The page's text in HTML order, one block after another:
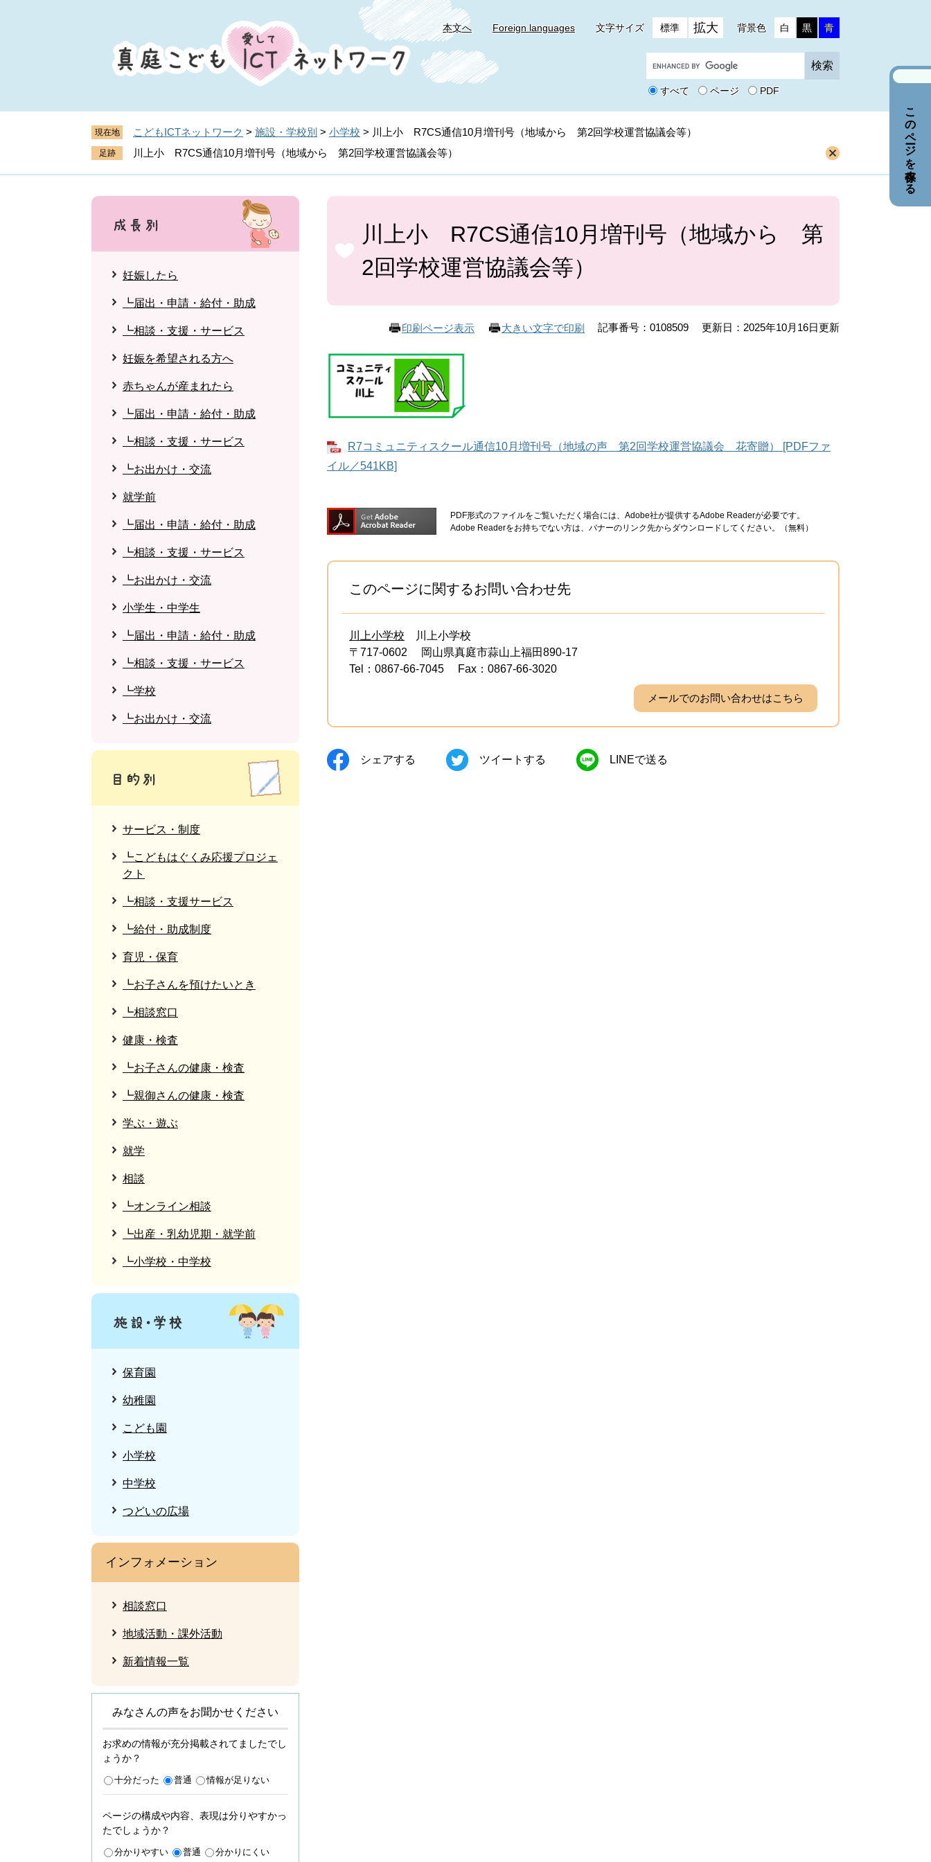
文
本文へ Foreign languages 文字サイズ 標準 拡大 背景色 白 黒 青
o
e
タ
すべて ページ PDF
現在地 こどもICTネットワーク > 施設・学校別 > 小学校 > 川上小 R7CS通信10月増刊号（地域から 第2回学校運営協議会等）
川上小 R7CS通信10月増刊号（地域から 第2回学校運営協議会等）
本
川上小 R7CS通信10月増刊号（地域から 第
2回学校運営協議会等）
印刷ページ表示 大きい文字で印刷 記事番号：0108509 更新日：2025年10月16日更新
R7コミュニティスクール通信10月増刊号（地域の声 第2回学校運営協議会 花寄贈） [PDFファ
イル／541KB]
PDF形式のファイルをご覧いただく場合には、Adobe社が提供するAdobe Readerが必要です。
Adobe Readerをお持ちでない方は、バナーのリンク先からダウンロードしてください。（無料）
このページに関するお問い合わせ先
川上小学校
川上小学校
〒717-0602
岡山県真庭市蒜山上福田890-17
Tel：0867-66-7045
Fax：0867-66-3020
メールでのお問い合わせはこちら
シェアする ツイートする LINEで送る
妊娠したら
┗届出・申請・給付・助成
┗相談・支援・サービス
妊娠を希望される方へ
赤ちゃんが産まれたら
┗届出・申請・給付・助成
┗相談・支援・サービス
┗お出かけ・交流
就学前
┗届出・申請・給付・助成
┗相談・支援・サービス
┗お出かけ・交流
小学生・中学生
┗届出・申請・給付・助成
┗相談・支援・サービス
┗学校
┗お出かけ・交流
サービス・制度
┗こどもはぐくみ応援プロジェ
クト
┗相談・支援サービス
┗給付・助成制度
育児・保育
┗お子さんを預けたいとき
┗相談窓口
健康・検査
┗お子さんの健康・検査
┗親御さんの健康・検査
学ぶ・遊ぶ
就学
相談
┗オンライン相談
┗出産・乳幼児期・就学前
┗小学校・中学校
保育園
幼稚園
こども園
小学校
中学校
つどいの広場
インフォメーション
相談窓口
地域活動・課外活動
新着情報一覧
みなさんの声をお聞かせください
お求めの情報が充分掲載されてましたでし
ょうか？
十分だった 普通 情報が足りない
ページの構成や内容、表現は分りやすかっ
たでしょうか？
分かりやすい 普通 分かりにくい
このページを保存する